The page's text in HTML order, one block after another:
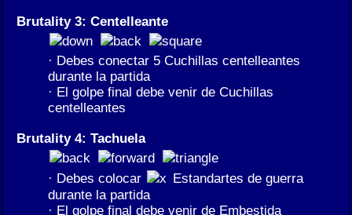
Brutality 3: Centelleante
· Debes conectar 5 Cuchillas centelleantes
durante la partida
· El golpe final debe venir de Cuchillas
centelleantes
Brutality 4: Tachuela
· Debes colocar
Estandartes de guerra
durante la partida
· El golpe final debe venir de Embestida